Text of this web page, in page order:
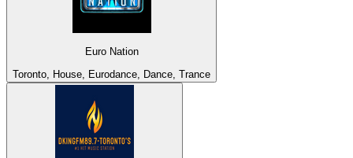
Euro Nation
Toronto, House, Eurodance, Dance, Trance